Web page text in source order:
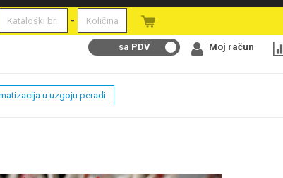
-
sa PDV Moj račun
u uzgoju peradi